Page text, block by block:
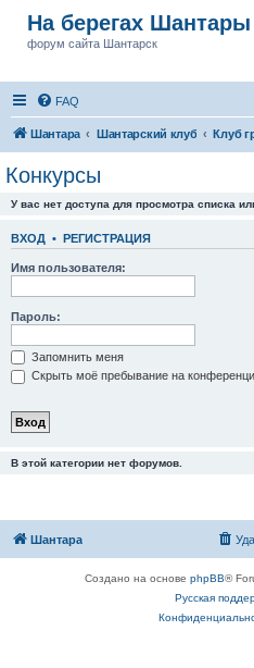
На берегах Шантары
форум сайта Шантарск
FAQ
Шантара Шантарский клуб
Конкурсы
У вас нет доступа для просмотра списка
ВХОД • РЕГИСТРАЦИЯ
Имя пользователя:
Пароль:
Запомнить меня
Скрыть моё пребывание на
В этой категории нет форумов.
Шантара
Создано на основе phpBB®
Русская